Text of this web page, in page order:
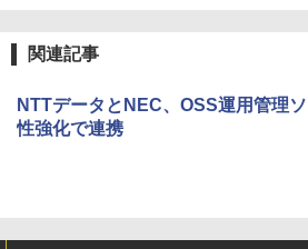
関連記事
NTTデータとNEC、OSS運用管理
性強化で連携